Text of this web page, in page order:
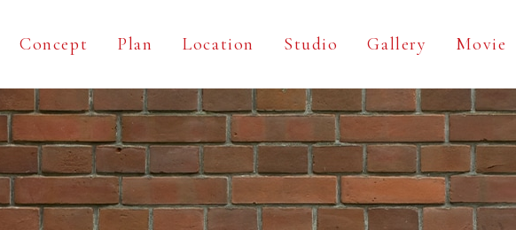
Concept Plan Location Studio Gallery Movie